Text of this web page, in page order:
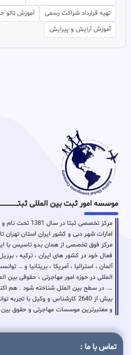
تهیه قرارداد شراکت رسمی
آموزش تاتو
آموزش آرایش و پیرایش
موسسه امور ثبت بین المللی
مرکز تخصصی ثبتا
امارات شهر دبی و کشور ایران استان
مرکز فوق تخصصی از همان بدو تاسیس با
فعال خود در کشور های ایران ، ترکیه ،
آلمان ، استرالیا ، آمریکا ، بریتانیا و …
المللی در حوزه امور مهاجرتی ، حقوقی بین
…. در سطح بین الملل شناخته شود . هم
بیش از 2640 کارشناس و وکیل با
و معتبرترین موسسات مهاجرتی و حقوق
تماس با ما :